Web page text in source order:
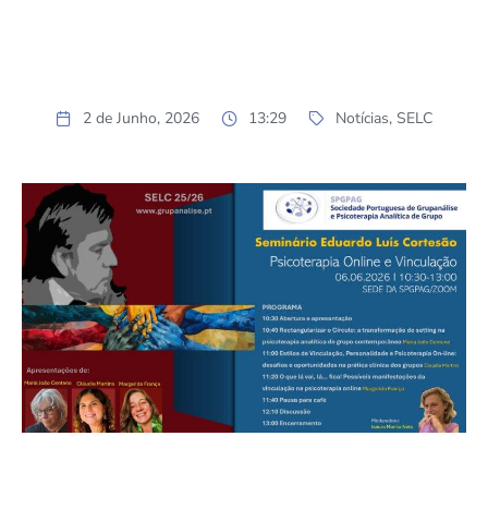
2 de Junho, 2026 13:29 Notícias, SELC